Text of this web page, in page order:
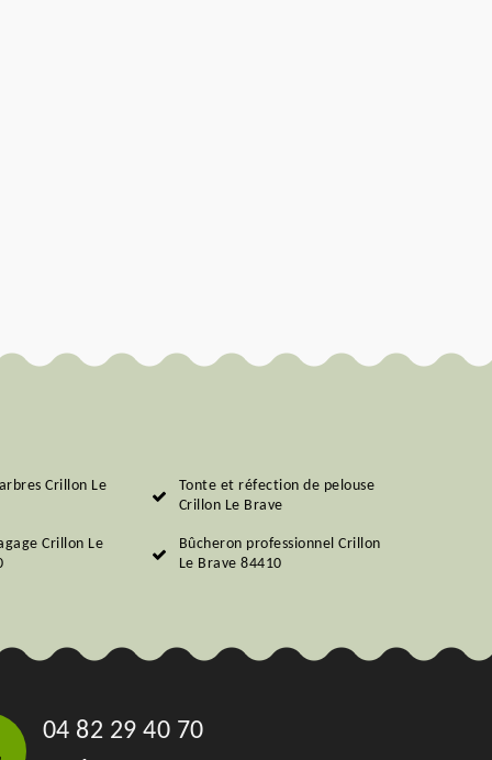
Crillon Le
Tonte et réfection de pelouse
Crillon Le Brave
Crillon Le
Bûcheron professionnel Crillon
Le Brave 84410
04 82 29 40 70